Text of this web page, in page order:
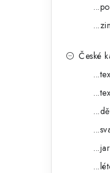
České